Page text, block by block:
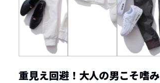
重見え回避！大人の男こそ嗜み